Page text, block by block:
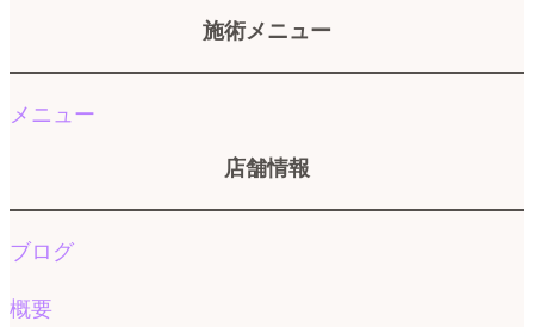
施術メニュー
メニュー
店舗情報
ブログ
概要